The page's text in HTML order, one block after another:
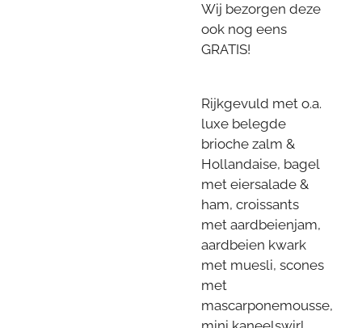
Wij bezorgen deze
ook nog eens
GRATIS!
Rijkgevuld met o.a.
luxe belegde
brioche zalm &
Hollandaise, bagel
met eiersalade &
ham, croissants
met aardbeienjam,
aardbeien kwark
met muesli, scones
met
mascarponemousse,